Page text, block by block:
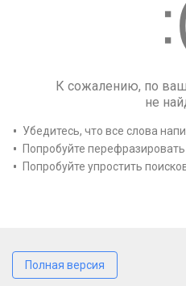
К сожалению, по
не
Убедитесь, что все слова
Попробуйте
Попробуйте упростить
Полная версия